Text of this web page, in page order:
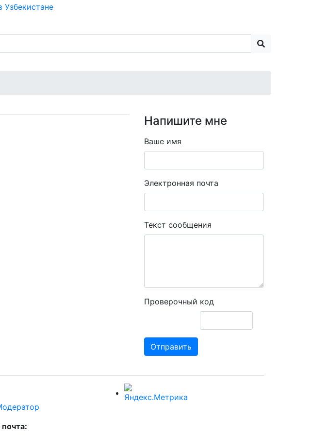
Напишите мне
Ваше имя
Электронная почта
Текст сообщения
Проверочный код
Отправить